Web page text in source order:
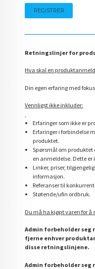
Retningslinjer for
Hva skal en
Din egen erfaring med
Vennligst ikke inkluder:
Erfaringer som ikke er
Erfaringer i forbindelse
produktet.
Spørsmål om produktet
en anmeldelse. Dette er
Linker, priser,
informasjon.
Referanser til
Støtende/ufin ordbruk.
Du må ha kjøpt varen for å
Admin forbeholder seg
fjerne enhver
disse retningslinjene.
Admin forbeholder seg